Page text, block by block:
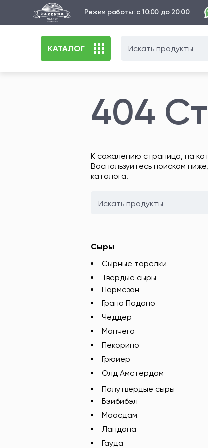
Режим работы: с 10:00 до 20:00
КАТАЛОГ
404
К сожалению страница, на
Воспользуйтесь поиском
каталога.
Сыры
Сырные тарелки
Твердые сыры
Пармезан
Грана Падано
Чеддер
Манчего
Пекорино
Грюйер
Олд Амстердам
Полутвёрдые сыры
Бэйбибэл
Маасдам
Ландана
Гауда